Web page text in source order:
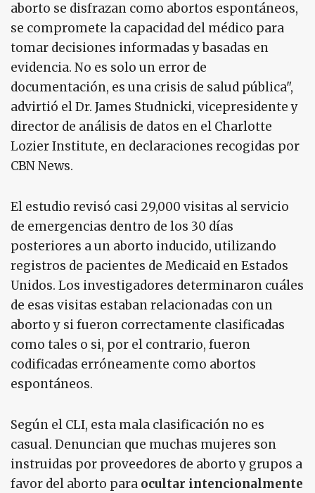
aborto se disfrazan como abortos espontáneos,
se compromete la capacidad del médico para
tomar decisiones informadas y basadas en
evidencia. No es solo un error de
documentación, es una crisis de salud pública",
advirtió el Dr. James Studnicki, vicepresidente y
director de análisis de datos en el Charlotte
Lozier Institute, en declaraciones recogidas por
CBN News.
El estudio revisó casi 29,000 visitas al servicio
de emergencias dentro de los 30 días
posteriores a un aborto inducido, utilizando
registros de pacientes de Medicaid en Estados
Unidos. Los investigadores determinaron cuáles
de esas visitas estaban relacionadas con un
aborto y si fueron correctamente clasificadas
como tales o si, por el contrario, fueron
codificadas erróneamente como abortos
espontáneos.
Según el CLI, esta mala clasificación no es
casual. Denuncian que muchas mujeres son
instruidas por proveedores de aborto y grupos a
favor del aborto para ocultar intencionalmente